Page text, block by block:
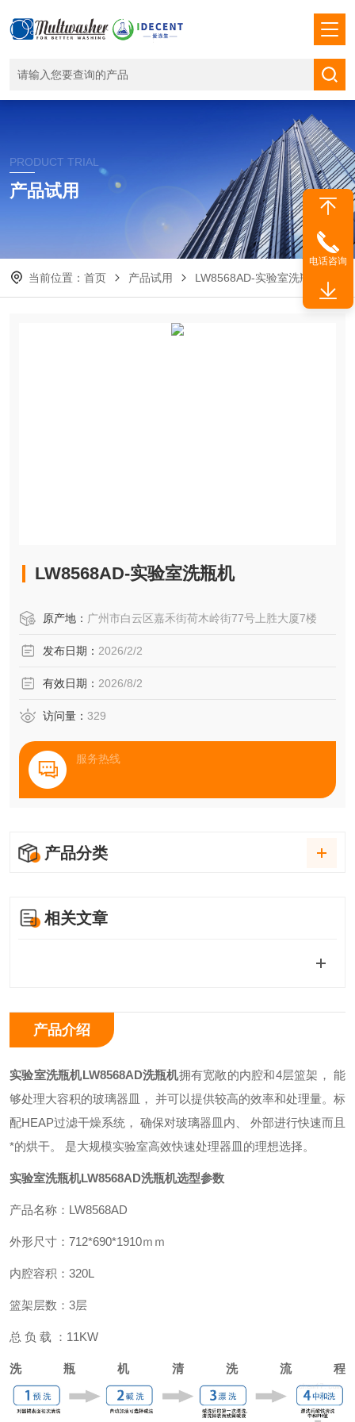
PRODUCT TRIAL
产品试用
当前位置： 首页 产品试用 LW8568AD-实验室洗瓶机
LW8568AD-实验室洗瓶机
原产地： 广州市白云区嘉禾街荷木岭街77号上胜大厦7楼
发布日期： 2026/2/2
有效日期： 2026/8/2
访问量： 329
服务热线
产品分类
相关文章
产品介绍
实验室洗瓶机LW8568AD洗瓶机拥有宽敞的内腔和4层篮架， 能
够处理大容积的玻璃器皿， 并可以提供较高的效率和处理量。标
配HEAP过滤干燥系统， 确保对玻璃器皿内、 外部进行快速而且
*的烘干。 是大规模实验室高效快速处理器皿的理想选择。
实验室洗瓶机LW8568AD洗瓶机选型参数
产品名称：LW8568AD
外形尺寸：712*690*1910ｍｍ
内腔容积：320L
篮架层数：3层
总 负 载 ：11KW
洗瓶机清洗流程
电话咨询